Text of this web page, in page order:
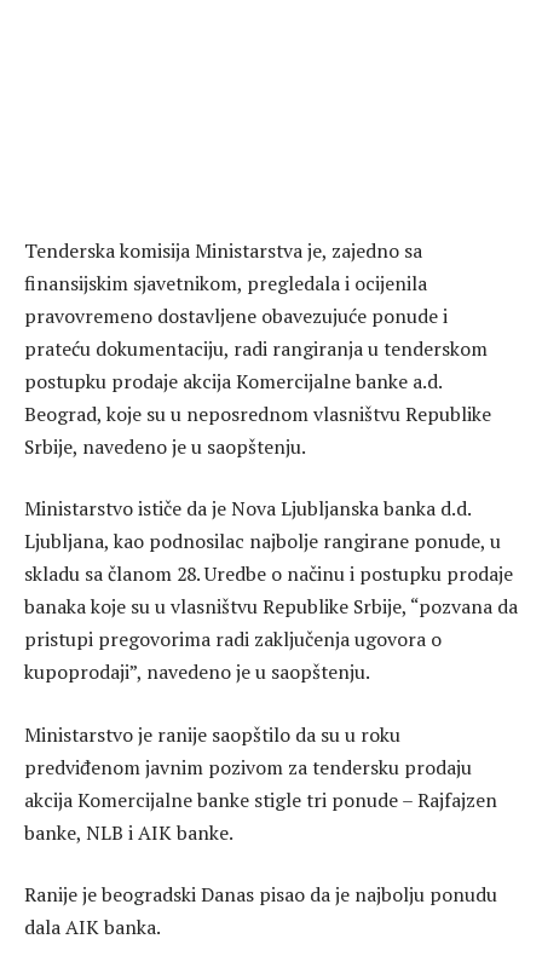
Tenderska komisija Ministarstva je, zajedno sa
finansijskim sjavetnikom, pregledala i ocijenila
pravovremeno dostavljene obavezujuće ponude i
prateću dokumentaciju, radi rangiranja u tenderskom
postupku prodaje akcija Komercijalne banke a.d.
Beograd, koje su u neposrednom vlasništvu Republike
Srbije, navedeno je u saopštenju.
Ministarstvo ističe da je Nova Ljubljanska banka d.d.
Ljubljana, kao podnosilac najbolje rangirane ponude, u
skladu sa članom 28. Uredbe o načinu i postupku prodaje
banaka koje su u vlasništvu Republike Srbije, “pozvana da
pristupi pregovorima radi zaključenja ugovora o
kupoprodaji”, navedeno je u saopštenju.
Ministarstvo je ranije saopštilo da su u roku
predviđenom javnim pozivom za tendersku prodaju
akcija Komercijalne banke stigle tri ponude – Rajfajzen
banke, NLB i AIK banke.
Ranije je beogradski Danas pisao da je najbolju ponudu
dala AIK banka.